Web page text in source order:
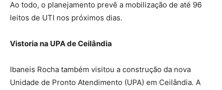
Ao todo, o planejamento prevê a mobilização de até 96
leitos de UTI nos próximos dias.
Vistoria na UPA de Ceilândia
Ibaneis Rocha também visitou a construção da nova
Unidade de Pronto Atendimento (UPA) em Ceilândia. A